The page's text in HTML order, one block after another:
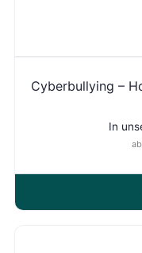
Cyberbullying –
In
ab